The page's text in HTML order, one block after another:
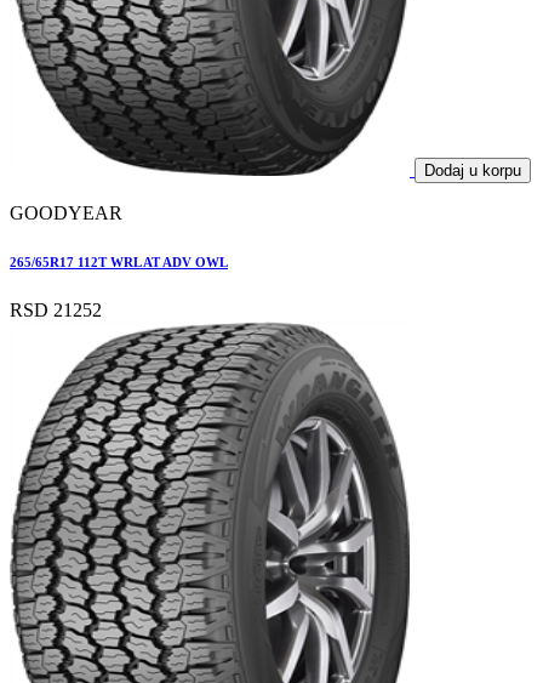
Dodaj u korpu
GOODYEAR
265/65R17 112T WRL AT ADV OWL
RSD 21252